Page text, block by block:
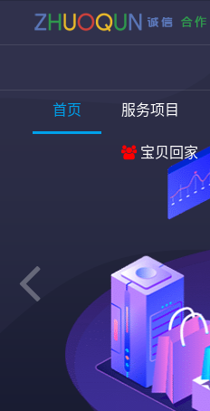
首页 服务项目
宝贝回家